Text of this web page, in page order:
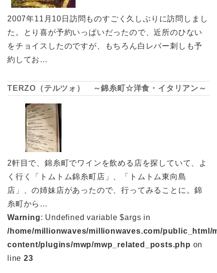
2007年11月10日訪問ものすごく久しぶりに訪問しまし
た。とり喜が予約いっぱいだったので、近所のひない
をチョイスしたのですが、もちろん白レバー刺しも予
約してお…
TERZO（テルツォ） ～錦糸町☆洋食・イタリアン～
2軒目で、錦糸町でワインを飲める店を探していて、よ
く行く「トムトム錦糸町店」、「トムトム東向島
店」、の姉妹店があったので、行ってみることに。錦
糸町から…
Warning: Undefined variable $args in
/home/millionwaves/millionwaves.com/public_html/
content/plugins/mwp/mwp_related_posts.php on
line 23